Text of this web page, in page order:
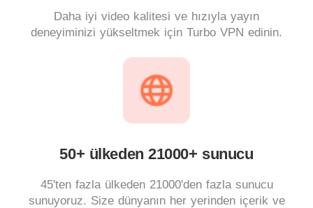
Daha iyi video kalitesi ve hızıyla yayın
deneyiminizi yükseltmek için Turbo VPN edinin.
50+ ülkeden 21000+ sunucu
45'ten fazla ülkeden 21000'den fazla sunucu
sunuyoruz. Size dünyanın her yerinden içerik ve